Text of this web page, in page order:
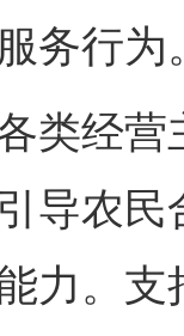
务行为
经营
导农
力。